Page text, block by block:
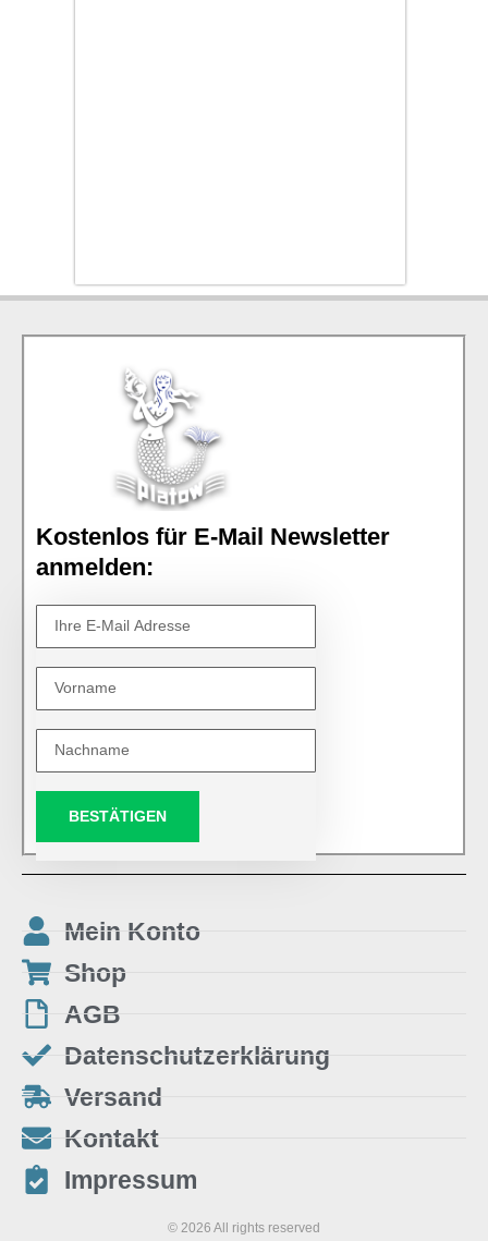
Kostenlos für E-Mail Newsletter
anmelden:
BESTÄTIGEN
Mein Konto
Shop
AGB
Datenschutzerklärung
Versand
Kontakt
Impressum
© 2026 All rights reserved